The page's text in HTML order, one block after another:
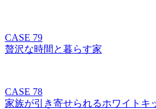
CASE 79
贅沢な時間と暮らす家
CASE 78
家族が引き寄せられるホワイト